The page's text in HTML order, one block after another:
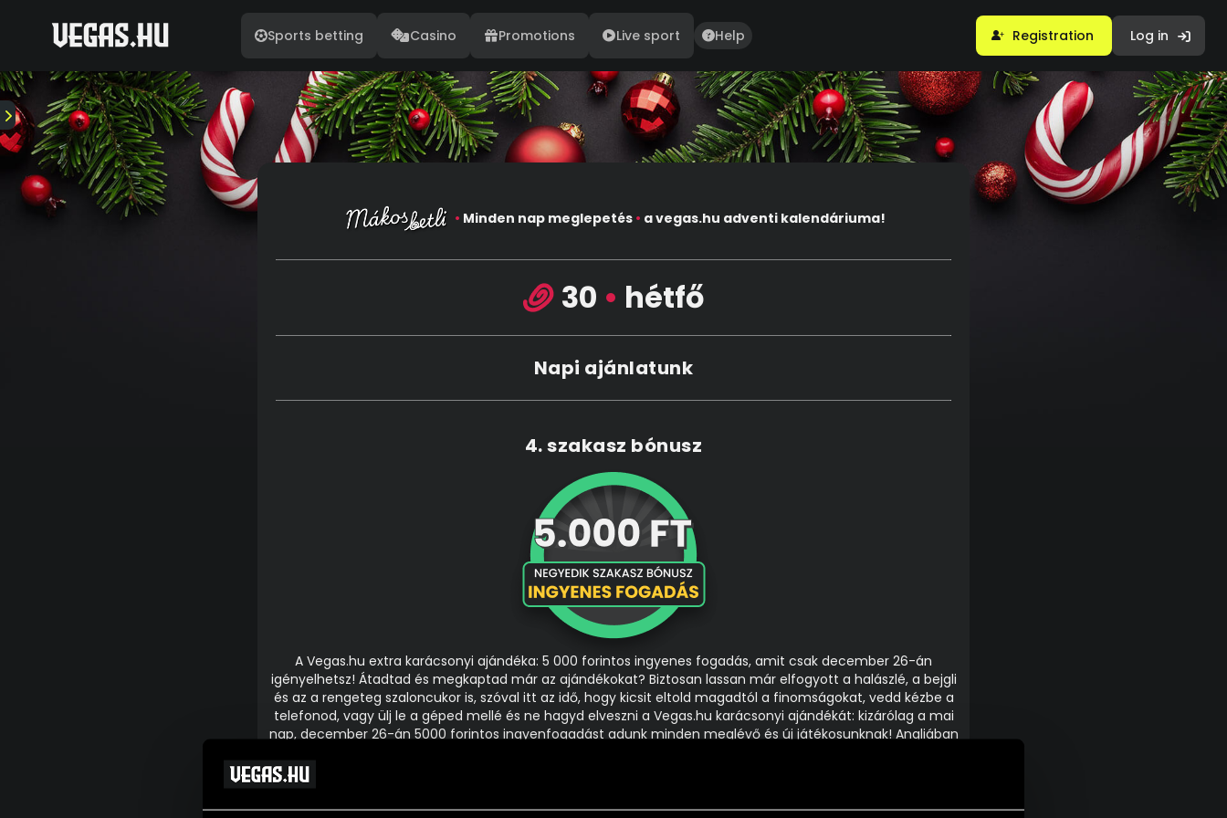
Sports betting Casino Promotions Live sport Help Registration Log in
• Minden nap meglepetés • a vegas.hu adventi kalendáriuma!
30 • hétfő
Napi ajánlatunk
4. szakasz bónusz
A Vegas.hu extra karácsonyi ajándéka: 5 000 forintos ingyenes fogadás, amit csak december 26-án
igényelhetsz! Átadtad és megkaptad már az ajándékokat? Biztosan lassan már elfogyott a halászlé, a bejgli
és az a rengeteg szaloncukor is, szóval itt az idő, hogy kicsit eltold magadtól a finomságokat, vedd kézbe a
telefonod, vagy ülj le a géped mellé és ne hagyd elveszni a Vegas.hu karácsonyi ajándékát: kizárólag a mai
nap, december 26-án 5000 forintos ingyenfogadást adunk minden meglévő és új játékosunknak! Angliában
tehát mindenképpen a negyedik karácsonyi bónuszunkat is! A bónusz további részleteit az alábbiakban